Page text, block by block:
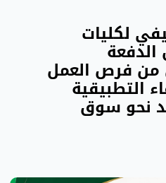
لكليات
من فرص العمل
التطبيقية
نحو سوق